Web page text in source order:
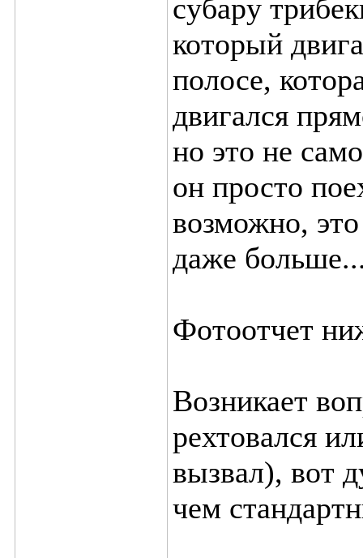
субару
который
полосе,
двигался
но это не
он просто
возможно,
даже
Фотоотчет
Возникает
рехтовался
вызвал), вот
чем